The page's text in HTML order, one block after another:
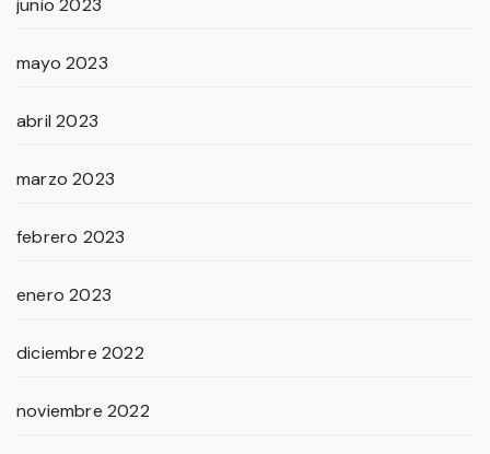
junio 2023
mayo 2023
abril 2023
marzo 2023
febrero 2023
enero 2023
diciembre 2022
noviembre 2022